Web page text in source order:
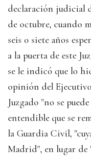
declaración judicial
de octubre, cuando
seis o siete años
a la puerta de este
se le indicó que lo
opinión del
Juzgado "no se
entendible que se
la Guardia Civil,
Madrid", en lugar de